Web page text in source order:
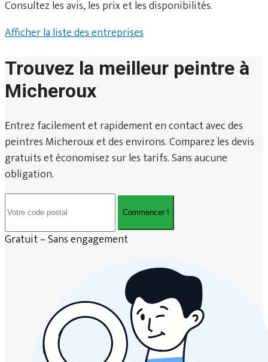
Consultez les avis, les prix et les disponibilités.
Afficher la liste des entreprises
Trouvez la meilleur peintre à
Micheroux
Entrez facilement et rapidement en contact avec des
peintres Micheroux et des environs. Comparez les devis
gratuits et économisez sur les tarifs. Sans aucune
obligation.
Commencer !
Gratuit – Sans engagement